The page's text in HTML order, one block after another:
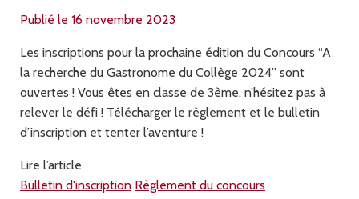
Publié le 16 novembre 2023
Les inscriptions pour la prochaine édition du Concours “A
la recherche du Gastronome du Collège 2024” sont
ouvertes ! Vous êtes en classe de 3ème, n’hésitez pas à
relever le défi ! Télécharger le règlement et le bulletin
d’inscription et tenter l’aventure !
Lire l’article
Bulletin d'inscription Règlement du concours